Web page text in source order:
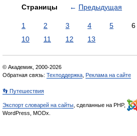
Страницы ← Предыдущая
1 2 3 4 5 6
10
11 12 13
© Академик, 2000-2026
Обратная связь: Техподдержка Реклама на сайте
👣 Путешествия
Экспорт словарей на сайты , сделанные на PHP,
WordPress, MODx.